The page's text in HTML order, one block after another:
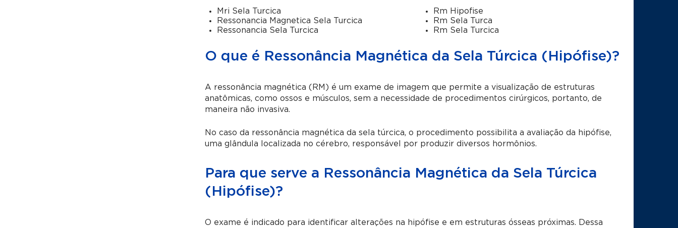
Mri Sela Turcica
Ressonancia Magnetica Sela Turcica
Ressonancia Sela Turcica
Rm Hipofise
Rm Sela Turca
Rm Sela Turcica
O que é Ressonância Magnética da Sela Túrcica (Hipófise)?
A ressonância magnética (RM) é um exame de imagem que permite a visualização de estruturas
anatômicas, como ossos e músculos, sem a necessidade de procedimentos cirúrgicos, portanto, de
maneira não invasiva.
No caso da ressonância magnética da sela túrcica, o procedimento possibilita a avaliação da hipófise,
uma glândula localizada no cérebro, responsável por produzir diversos hormônios.
Para que serve a Ressonância Magnética da Sela Túrcica
(Hipófise)?
O exame é indicado para identificar alterações na hipófise e em estruturas ósseas próximas. Dessa